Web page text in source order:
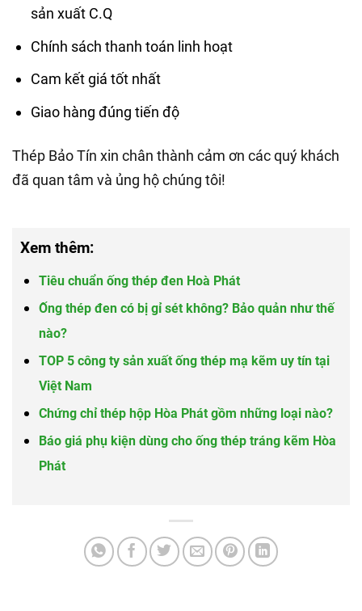
sản xuất C.Q
Chính sách thanh toán linh hoạt
Cam kết giá tốt nhất
Giao hàng đúng tiến độ
Thép Bảo Tín xin chân thành cảm ơn các quý khách
đã quan tâm và ủng hộ chúng tôi!
Xem thêm:
Tiêu chuẩn ống thép đen Hoà Phát
Ống thép đen có bị gỉ sét không? Bảo quản như thế
nào?
TOP 5 công ty sản xuất ống thép mạ kẽm uy tín tại
Việt Nam
Chứng chỉ thép hộp Hòa Phát gồm những loại nào?
Báo giá phụ kiện dùng cho ống thép tráng kẽm Hòa
Phát